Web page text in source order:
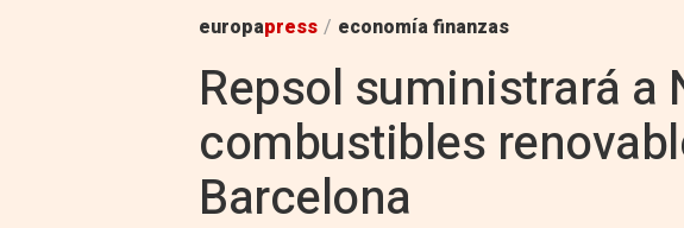
europapress / economía finanzas
Repsol suministrará a
combustibles
Barcelona